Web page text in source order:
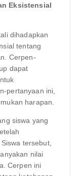
Eksistensial
dihadapkan
tentang
Cerpen-
dapat
pertanyaan ini,
harapan.
siswa yang
tersebut,
nilai
Cerpen ini